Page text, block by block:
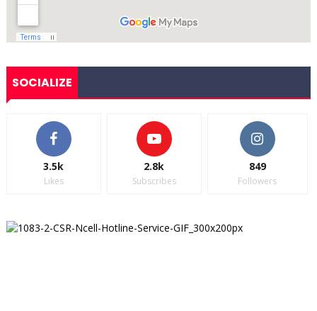
SOCIALIZE
3.5k
Likes
2.8k
Subscribes
849
Followers